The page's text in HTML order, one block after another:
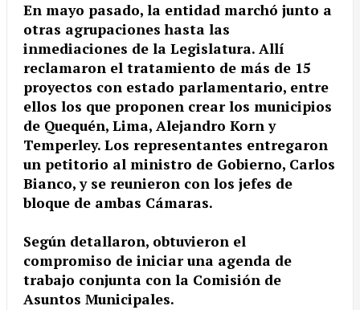
En mayo pasado, la entidad marchó junto a
otras agrupaciones hasta las
inmediaciones de la Legislatura. Allí
reclamaron el tratamiento de más de 15
proyectos con estado parlamentario, entre
ellos los que proponen crear los municipios
de Quequén, Lima, Alejandro Korn y
Temperley. Los representantes entregaron
un petitorio al ministro de Gobierno, Carlos
Bianco, y se reunieron con los jefes de
bloque de ambas Cámaras.
Según detallaron, obtuvieron el
compromiso de iniciar una agenda de
trabajo conjunta con la Comisión de
Asuntos Municipales.